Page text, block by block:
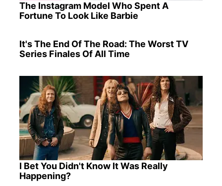
The Instagram Model Who Spent A
Fortune To Look Like Barbie
It's The End Of The Road: The Worst TV
Series Finales Of All Time
I Bet You Didn't Know It Was Really
Happening?